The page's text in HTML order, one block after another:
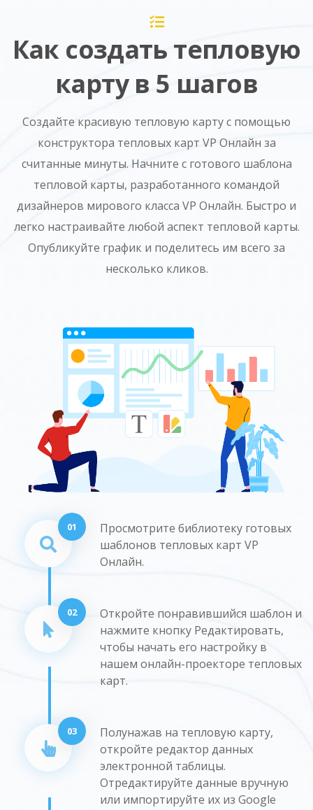
Как создать тепловую
карту в 5 шагов
Создайте красивую тепловую карту с помощью
конструктора тепловых карт VP Онлайн за
считанные минуты. Начните с готового шаблона
тепловой карты, разработанного командой
дизайнеров мирового класса VP Онлайн. Быстро и
легко настраивайте любой аспект тепловой карты.
Опубликуйте график и поделитесь им всего за
несколько кликов.
01
Просмотрите библиотеку готовых
шаблонов тепловых карт VP
Онлайн.
02
Откройте понравившийся шаблон и
нажмите кнопку Редактировать,
чтобы начать его настройку в
нашем онлайн-проекторе тепловых
карт.
03
Полунажав на тепловую карту,
откройте редактор данных
электронной таблицы.
Отредактируйте данные вручную
или импортируйте их из Google